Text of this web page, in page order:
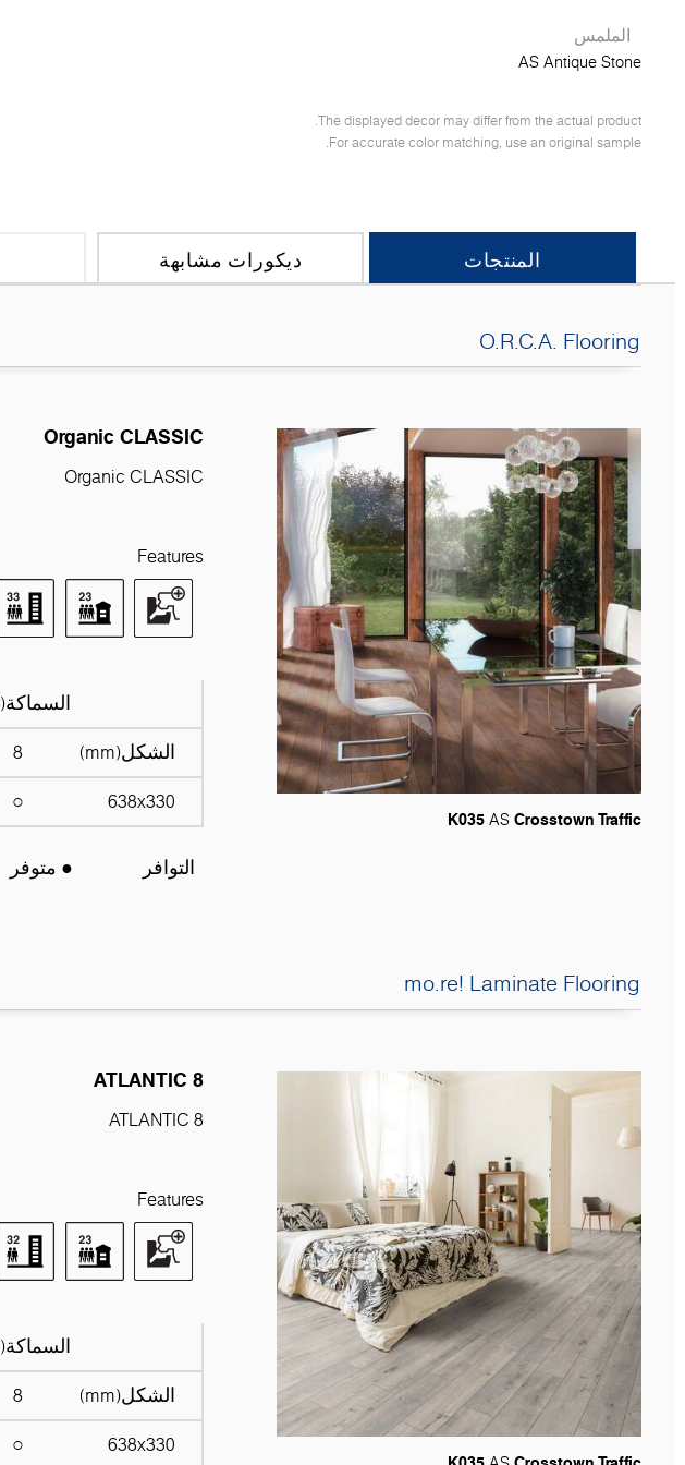
الملمس
AS Antique Stone
The displayed decor may differ from the actual product.
For accurate color matching, use an original sample.
المنتجات ديكورات مشابهة
O.R.C.A. Flooring
K035 AS Crosstown Traffic
Organic CLASSIC
Organic CLASSIC
Features
السماكة(mm)
الشكل(mm) 8
638x330
○
التوافر ● متوفر
mo.re! Laminate Flooring
ATLANTIC 8
ATLANTIC 8
Features
السماكة(mm)
الشكل(mm) 8
638x330
○